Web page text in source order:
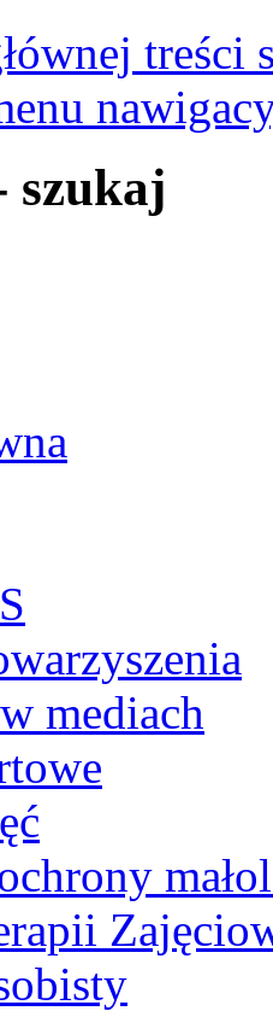
treści
szukaj
mediach